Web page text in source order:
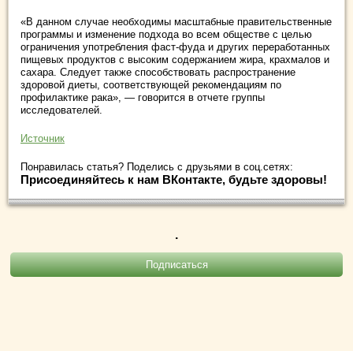
«В данном случае необходимы масштабные правительственные
программы и изменение подхода во всем обществе с целью
ограничения употребления фаст-фуда и других переработанных
пищевых продуктов с высоким содержанием жира, крахмалов и
сахара. Следует также способствовать распространение
здоровой диеты, соответствующей рекомендациям по
профилактике рака», — говорится в отчете группы
исследователей.
Источник
Понравилась статья? Поделись с друзьями в соц.сетях:
Присоединяйтесь к нам ВКонтакте, будьте здоровы!
.